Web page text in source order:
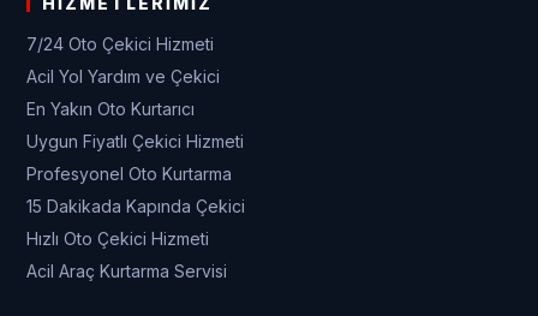
7/24 Oto Çekici Hizmeti
Acil Yol Yardım ve Çekici
En Yakın Oto Kurtarıcı
Uygun Fiyatlı Çekici Hizmeti
Profesyonel Oto Kurtarma
15 Dakikada Kapında Çekici
Hızlı Oto Çekici Hizmeti
Acil Araç Kurtarma Servisi